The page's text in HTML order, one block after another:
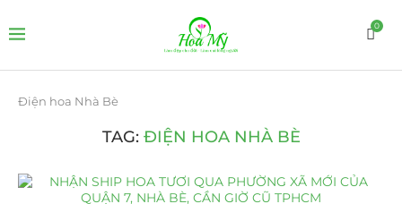
0
Điện hoa Nhà Bè
TAG: ĐIỆN HOA NHÀ BÈ